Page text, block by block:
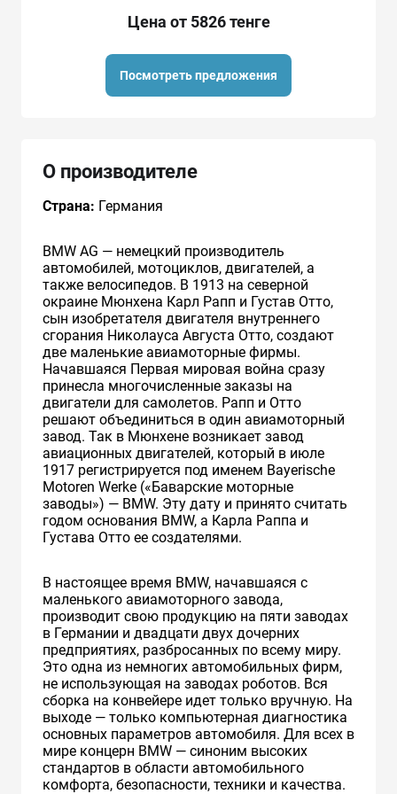
Цена от 5826 тенге
Посмотреть предложения
О производителе
Страна: Германия
BMW AG — немецкий производитель
автомобилей, мотоциклов, двигателей, а
также велосипедов. В 1913 на северной
окраине Мюнхена Карл Рапп и Густав Отто,
сын изобретателя двигателя внутреннего
сгорания Николауса Августа Отто, создают
две маленькие авиамоторные фирмы.
Начавшаяся Первая мировая война сразу
принесла многочисленные заказы на
двигатели для самолетов. Рапп и Отто
решают объединиться в один авиамоторный
завод. Так в Мюнхене возникает завод
авиационных двигателей, который в июле
1917 регистрируется под именем Bayerische
Motoren Werke («Баварские моторные
заводы») — BMW. Эту дату и принято считать
годом основания BMW, а Карла Раппа и
Густава Отто ее создателями.
В настоящее время BMW, начавшаяся с
маленького авиамоторного завода,
производит свою продукцию на пяти заводах
в Германии и двадцати двух дочерних
предприятиях, разбросанных по всему миру.
Это одна из немногих автомобильных фирм,
не использующая на заводах роботов. Вся
сборка на конвейере идет только вручную. На
выходе — только компьютерная диагностика
основных параметров автомобиля. Для всех в
мире концерн BMW — синоним высоких
стандартов в области автомобильного
комфорта, безопасности, техники и качества.